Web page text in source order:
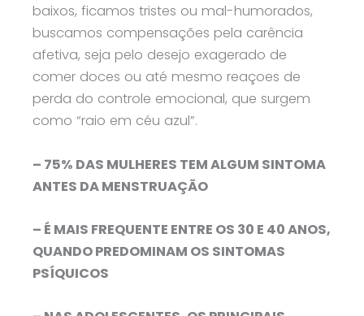
baixos, ficamos tristes ou mal-humorados,
buscamos compensações pela carência
afetiva, seja pelo desejo exagerado de
comer doces ou até mesmo reaçoes de
perda do controle emocional, que surgem
como “raio em céu azul”.
– 75% DAS MULHERES TEM ALGUM SINTOMA
ANTES DA MENSTRUAÇÃO
– É MAIS FREQUENTE ENTRE OS 30 E 40 ANOS,
QUANDO PREDOMINAM OS SINTOMAS
PSÍQUICOS